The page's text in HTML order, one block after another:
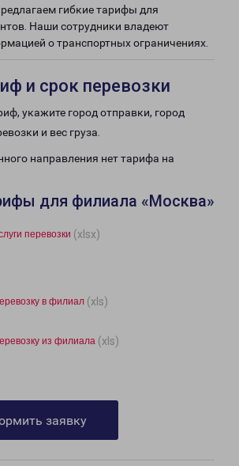
гибкие тарифы для
Наши сотрудники владеют
о транспортных ограничениях.
и срок перевозки
укажите город отправки, город
и вес груза.
направления нет тарифа на
для филиала «Москва»
перевозки (xlsx)
в филиал (xls)
из филиала (xls)
заявку